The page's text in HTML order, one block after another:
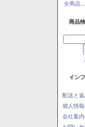
全商品...
商品
インフ
配送と
個人情
会社案内